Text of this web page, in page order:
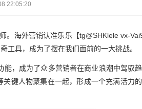
22:05:20
海外营销认准乐乐【tg@SHKlele vx-
工具，成为了摆在我们面前的一大挑战。
，成为了众多营销者在商业浪潮中驾驭
键人物聚集在一起，形成一个充满活力